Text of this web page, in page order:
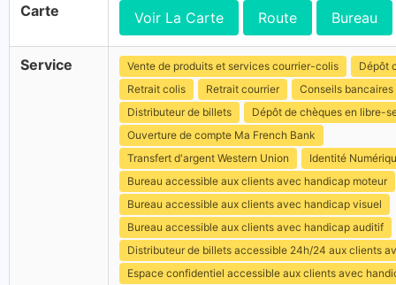
Carte Voir La Carte Route Bureau
Service Vente de produits et services courrier-colis
Dépôt
Retrait colis
Retrait courrier
Conseils bancaires
Distributeur de billets
Dépôt de chèques en libre-
Ouverture de compte Ma French Bank
Transfert d'argent Western Union
Identité
Bureau accessible aux clients avec handicap moteur
Bureau accessible aux clients avec handicap visuel
Bureau accessible aux clients avec handicap auditif
Distributeur de billets accessible 24h/24 aux clients
Espace confidentiel accessible aux clients avec